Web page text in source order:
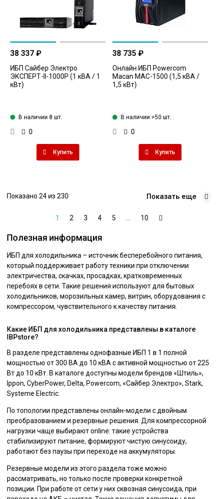
38 337 ₽
ИБП Сайбер Электро
ЭКСПЕРТ-II-1000Р (1 кВА / 1
кВт)
В наличии 8 шт.
0
Купить
38 735 ₽
Онлайн ИБП Powercom
Macan MAC-1500 (1,5 кВА /
1,5 кВт)
В наличии >50 шт.
0
Купить
Показано 24 из 230
1 2 3 4 5 ... 10
Показать еще
Полезная информация
ИБП для холодильника – источник бесперебойного питания,
который поддерживает работу техники при отключении
электричества, скачках, просадках, кратковременных
перебоях в сети. Такие решения используют для бытовых
холодильников, морозильных камер, витрин, оборудования с
компрессором, чувствительного к качеству питания.
Какие ИБП для холодильника представлены в каталоге
IBPstore?
В разделе представлены однофазные ИБП 1 в 1 полной
мощностью от 300 ВА до 10 кВА с активной мощностью от 225
Вт до 10 кВт. В каталоге доступны модели брендов «Штиль»,
Ippon, CyberPower, Delta, Powercom, «Сайбер Электро», Stark,
Systeme Electric.
По топологии представлены онлайн-модели с двойным
преобразованием и резервные решения. Для компрессорной
нагрузки чаще выбирают online: такие устройства
стабилизируют питание, формируют чистую синусоиду,
работают без паузы при переходе на аккумуляторы.
Резервные модели из этого раздела тоже можно
рассматривать, но только после проверки конкретной
позиции. При работе от сети у них сквозная синусоида, при